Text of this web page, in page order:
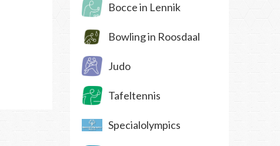
Bocce in Lennik
Bowling in Roosdaal
Judo
Tafeltennis
Specialolympics